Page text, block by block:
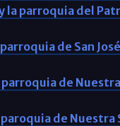
la parroquia del
de San
parroquia de
paroquia de